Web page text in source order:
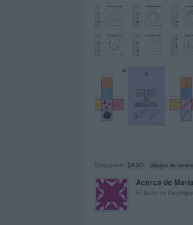
Etiquetas: DADO dibujos de verano
Acerca de
El autor no ha